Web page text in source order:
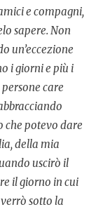
e compagni,
sapere. Non
un’eccezione
i giorni e più i
care
che potevo dare
della mia
uscirò il
il giorno in cui
sotto la